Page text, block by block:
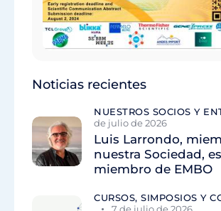
Noticias recientes
NUESTROS SOCIOS Y
de julio de 2026
Luis Larrondo,
nuestra Sociedad,
miembro de EMBO
CURSOS, SIMPOSIOS Y